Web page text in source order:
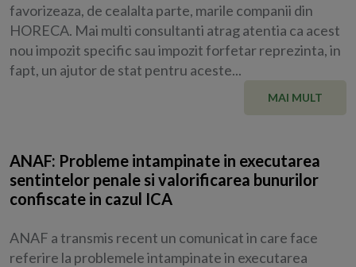
favorizeaza, de cealalta parte, marile companii din
HORECA. Mai multi consultanti atrag atentia ca acest
nou impozit specific sau impozit forfetar reprezinta, in
fapt, un ajutor de stat pentru aceste...
MAI MULT
ANAF: Probleme intampinate in executarea
sentintelor penale si valorificarea bunurilor
confiscate in cazul ICA
ANAF a transmis recent un comunicat in care face
referire la problemele intampinate in executarea